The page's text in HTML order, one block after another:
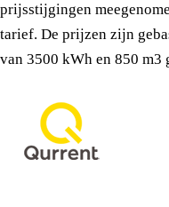
prijsstijgingen
tarief. De prijzen zijn
van 3500 kWh en 850 m3